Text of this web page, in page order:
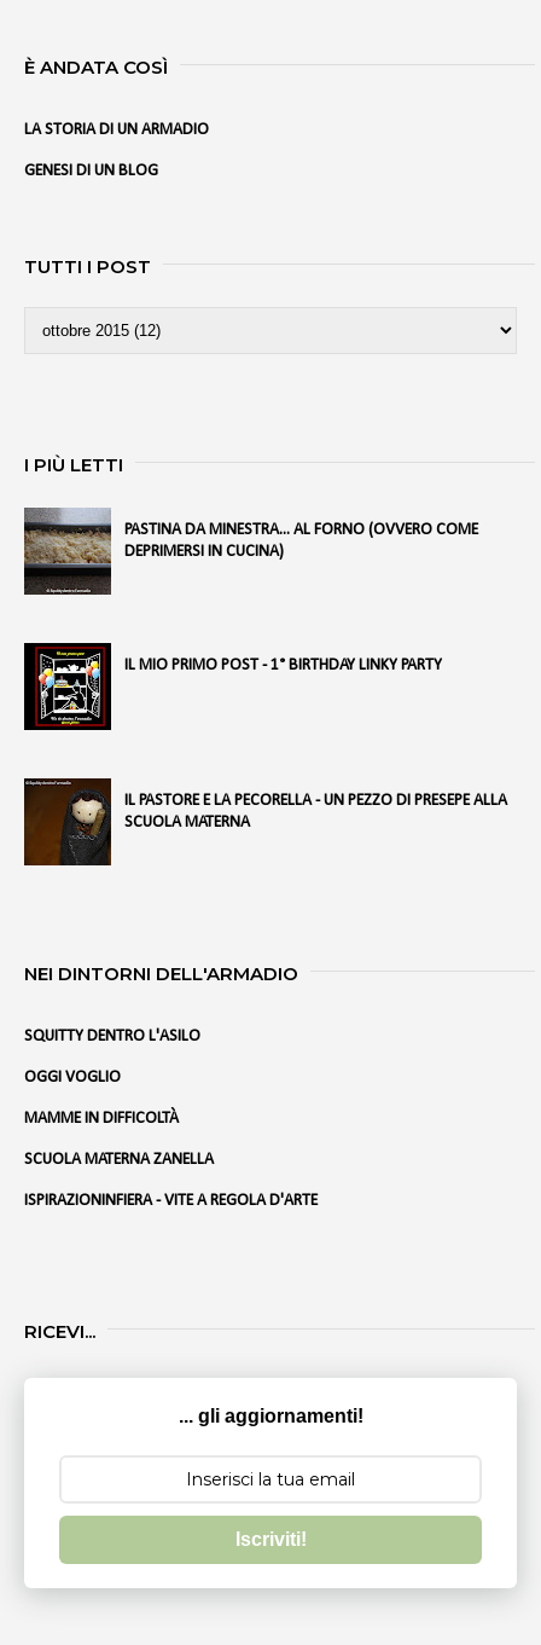
È ANDATA COSÌ
LA STORIA DI UN ARMADIO
GENESI DI UN BLOG
TUTTI I POST
I PIÙ LETTI
PASTINA DA MINESTRA... AL FORNO (OVVERO COME
DEPRIMERSI IN CUCINA)
IL MIO PRIMO POST - 1° BIRTHDAY LINKY PARTY
IL PASTORE E LA PECORELLA - UN PEZZO DI PRESEPE ALLA
SCUOLA MATERNA
NEI DINTORNI DELL'ARMADIO
SQUITTY DENTRO L'ASILO
OGGI VOGLIO
MAMME IN DIFFICOLTÀ
SCUOLA MATERNA ZANELLA
ISPIRAZIONINFIERA - VITE A REGOLA D'ARTE
RICEVI...
... gli aggiornamenti!
Iscriviti!